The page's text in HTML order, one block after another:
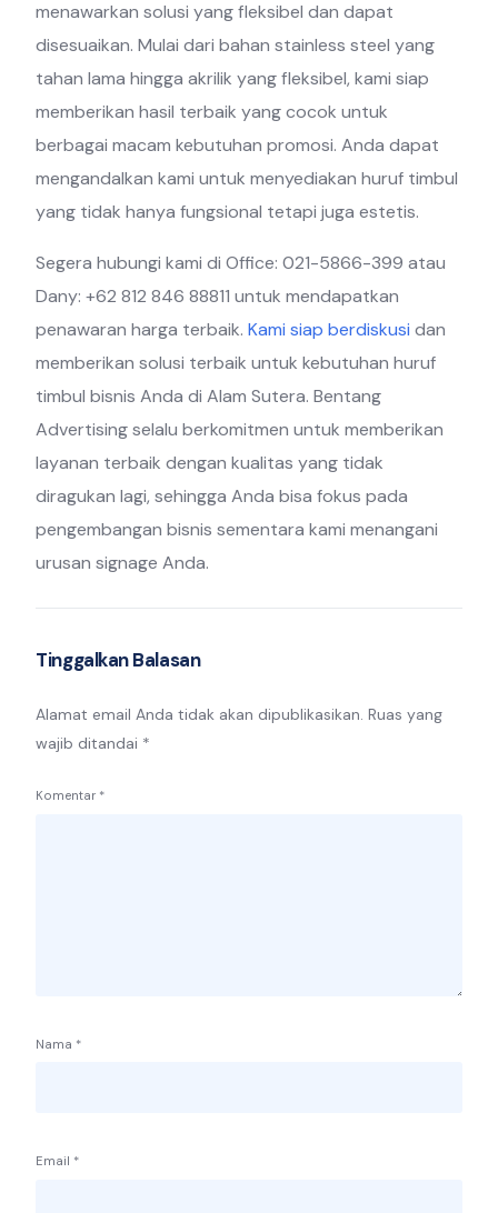
menawarkan solusi yang fleksibel dan dapat
disesuaikan. Mulai dari bahan stainless steel yang
tahan lama hingga akrilik yang fleksibel, kami siap
memberikan hasil terbaik yang cocok untuk
berbagai macam kebutuhan promosi. Anda dapat
mengandalkan kami untuk menyediakan huruf timbul
yang tidak hanya fungsional tetapi juga estetis.
Segera hubungi kami di Office: 021-5866-399 atau
Dany: +62 812 846 88811 untuk mendapatkan
penawaran harga terbaik.Kami siap berdiskusi dan
memberikan solusi terbaik untuk kebutuhan huruf
timbul bisnis Anda di Alam Sutera. Bentang
Advertising selalu berkomitmen untuk memberikan
layanan terbaik dengan kualitas yang tidak
diragukan lagi, sehingga Anda bisa fokus pada
pengembangan bisnis sementara kami menangani
urusan signage Anda.
Tinggalkan Balasan
Alamat email Anda tidak akan dipublikasikan. Ruas yang
wajib ditandai *
Komentar *
Nama *
Email *